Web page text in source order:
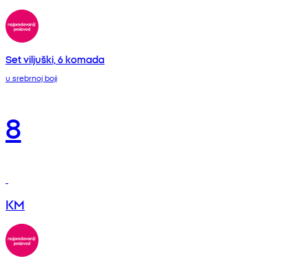
Set viljuški, 6 komada
u srebrnoj boji
8
KM